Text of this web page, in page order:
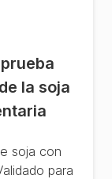
la soja
soja con
para